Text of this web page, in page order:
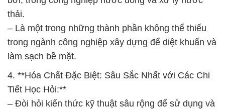
thải.
– Là một trong những thành phần không thể thiếu
trong ngành công nghiệp xây dựng để diệt khuẩn và
làm sạch bề mặt.
4. **Hóa Chất Đặc Biệt: Sâu Sắc Nhất với Các Chi
Tiết Học Hỏi:**
– Đòi hỏi kiến thức kỹ thuật sâu rộng để sử dụng và